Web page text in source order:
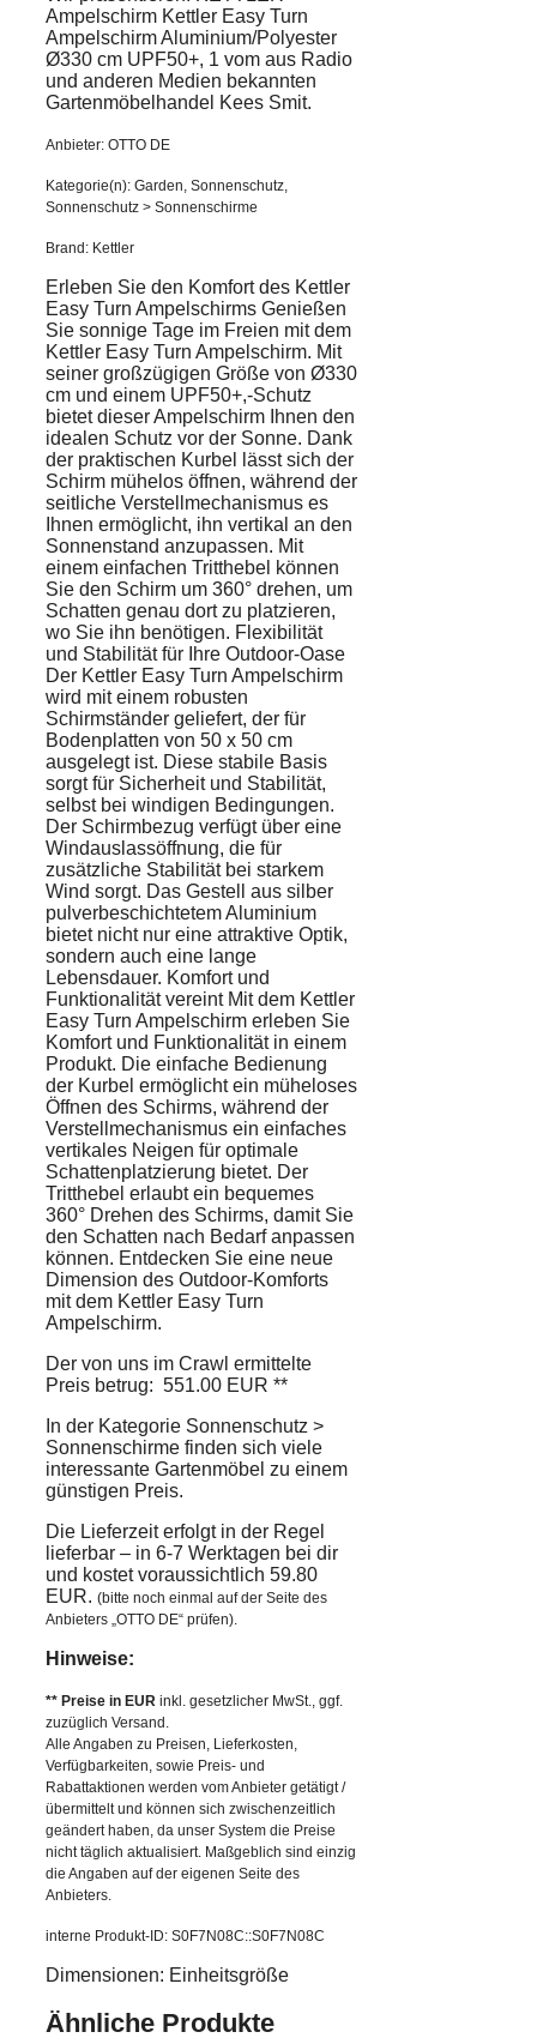
Ampelschirm Kettler Easy Turn
Ampelschirm Aluminium/Polyester
Ø330 cm UPF50+, 1 vom aus Radio
und anderen Medien bekannten
Gartenmöbelhandel Kees Smit.
Anbieter: OTTO DE
Kategorie(n): Garden, Sonnenschutz,
Sonnenschutz > Sonnenschirme
Brand: Kettler
Erleben Sie den Komfort des Kettler
Easy Turn Ampelschirms Genießen
Sie sonnige Tage im Freien mit dem
Kettler Easy Turn Ampelschirm. Mit
seiner großzügigen Größe von Ø330
cm und einem UPF50+,-Schutz
bietet dieser Ampelschirm Ihnen den
idealen Schutz vor der Sonne. Dank
der praktischen Kurbel lässt sich der
Schirm mühelos öffnen, während der
seitliche Verstellmechanismus es
Ihnen ermöglicht, ihn vertikal an den
Sonnenstand anzupassen. Mit
einem einfachen Tritthebel können
Sie den Schirm um 360° drehen, um
Schatten genau dort zu platzieren,
wo Sie ihn benötigen. Flexibilität
und Stabilität für Ihre Outdoor-Oase
Der Kettler Easy Turn Ampelschirm
wird mit einem robusten
Schirmständer geliefert, der für
Bodenplatten von 50 x 50 cm
ausgelegt ist. Diese stabile Basis
sorgt für Sicherheit und Stabilität,
selbst bei windigen Bedingungen.
Der Schirmbezug verfügt über eine
Windauslassöffnung, die für
zusätzliche Stabilität bei starkem
Wind sorgt. Das Gestell aus silber
pulverbeschichtetem Aluminium
bietet nicht nur eine attraktive Optik,
sondern auch eine lange
Lebensdauer. Komfort und
Funktionalität vereint Mit dem Kettler
Easy Turn Ampelschirm erleben Sie
Komfort und Funktionalität in einem
Produkt. Die einfache Bedienung
der Kurbel ermöglicht ein müheloses
Öffnen des Schirms, während der
Verstellmechanismus ein einfaches
vertikales Neigen für optimale
Schattenplatzierung bietet. Der
Tritthebel erlaubt ein bequemes
360° Drehen des Schirms, damit Sie
den Schatten nach Bedarf anpassen
können. Entdecken Sie eine neue
Dimension des Outdoor-Komforts
mit dem Kettler Easy Turn
Ampelschirm.
Der von uns im Crawl ermittelte
Preis betrug: 551.00 EUR **
In der Kategorie Sonnenschutz >
Sonnenschirme finden sich viele
interessante Gartenmöbel zu einem
günstigen Preis.
Die Lieferzeit erfolgt in der Regel
lieferbar – in 6-7 Werktagen bei dir
und kostet voraussichtlich 59.80
EUR. (bitte noch einmal auf der Seite des
Anbieters „OTTO DE“ prüfen).
Hinweise:
** Preise in EUR inkl. gesetzlicher MwSt., ggf.
zuzüglich Versand.
Alle Angaben zu Preisen, Lieferkosten,
Verfügbarkeiten, sowie Preis- und
Rabattaktionen werden vom Anbieter getätigt /
übermittelt und können sich zwischenzeitlich
geändert haben, da unser System die Preise
nicht täglich aktualisiert. Maßgeblich sind einzig
die Angaben auf der eigenen Seite des
Anbieters.
interne Produkt-ID: S0F7N08C::S0F7N08C
Dimensionen: Einheitsgröße
Ähnliche Produkte